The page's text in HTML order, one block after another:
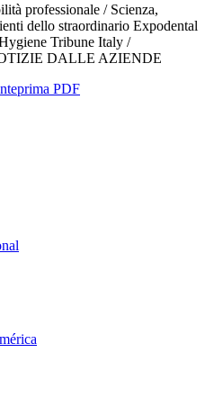
professionale / Scienza,
dello straordinario Expodental
Tribune Italy /
DALLE AZIENDE
PDF